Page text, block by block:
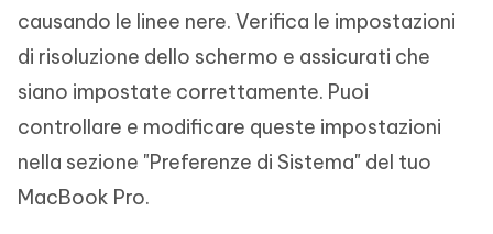
causando le linee nere. Verifica le impostazioni
di risoluzione dello schermo e assicurati che
siano impostate correttamente. Puoi
controllare e modificare queste impostazioni
nella sezione "Preferenze di Sistema" del tuo
MacBook Pro.